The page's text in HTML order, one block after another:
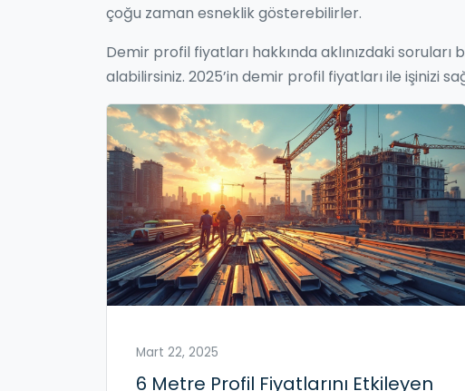
çoğu zaman esneklik gösterebilirler.
Demir profil fiyatları hakkında aklınızdaki
alabilirsiniz. 2025’in demir profil fiyatları ile işinizi
Mart 22, 2025
6 Metre Profil Fiyatlarını Etkileyen